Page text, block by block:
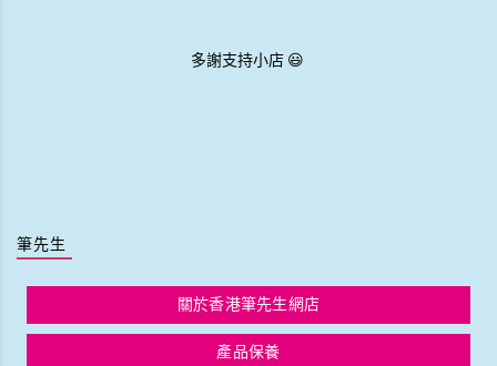
多謝支持小店 😃
筆先生
關於香港筆先生網店
產品保養